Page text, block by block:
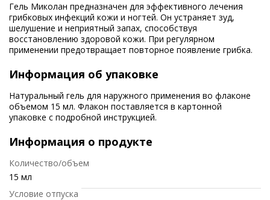
Гель Миколан предназначен для эффективного лечения
грибковых инфекций кожи и ногтей. Он устраняет зуд,
шелушение и неприятный запах, способствуя
восстановлению здоровой кожи. При регулярном
применении предотвращает повторное появление грибка.
Информация об упаковке
Натуральный гель для наружного применения во флаконе
объемом 15 мл. Флакон поставляется в картонной
упаковке с подробной инструкцией.
Информация о продукте
Количество/объем
15 мл
Условие отпуска